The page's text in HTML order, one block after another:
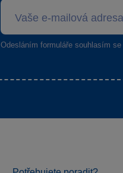
Odesláním formuláře souhlasím se